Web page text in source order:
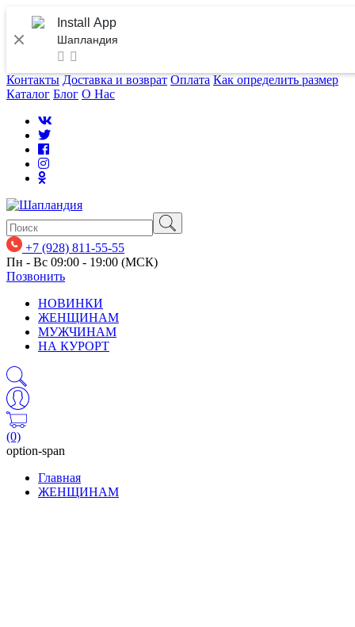
Install App
Шапландия
Контакты Доставка и возврат Оплата Как определить размер
Каталог Блог О Нас
+7 (928) 811-55-55
Пн - Вс 09:00 - 19:00 (МСК)
Позвонить
НОВИНКИ
ЖЕНЩИНАМ
МУЖЧИНАМ
НА КУРОРТ
(0)
option-span
Главная
ЖЕНЩИНАМ